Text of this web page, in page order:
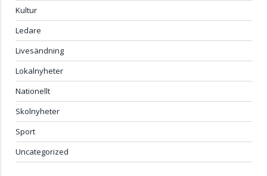
Kultur
Ledare
Livesändning
Lokalnyheter
Nationellt
Skolnyheter
Sport
Uncategorized